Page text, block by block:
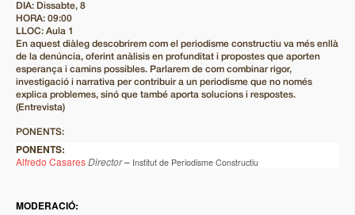
DIA: Dissabte, 8
HORA: 09:00
LLOC: Aula 1
En aquest diàleg descobrirem com el periodisme constructiu va més enllà
de la denúncia, oferint anàlisis en profunditat i propostes que aporten
esperança i camins possibles. Parlarem de com combinar rigor,
investigació i narrativa per contribuir a un periodisme que no només
explica problemes, sinó que també aporta solucions i respostes.
(Entrevista)
PONENTS:
PONENTS:
Alfredo CasaresDirector– Institut de Periodisme Constructiu
MODERACIÓ: